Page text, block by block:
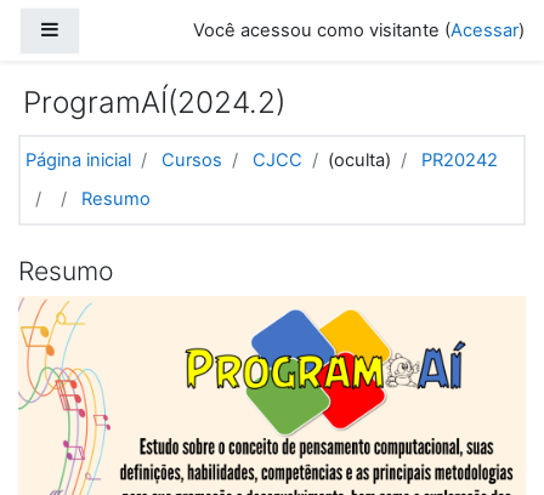
Você acessou como visitante (Acessar)
ProgramAÍ(2024.2)
Página inicial Cursos CJCC (oculta)
PR20242
Resumo
Resumo